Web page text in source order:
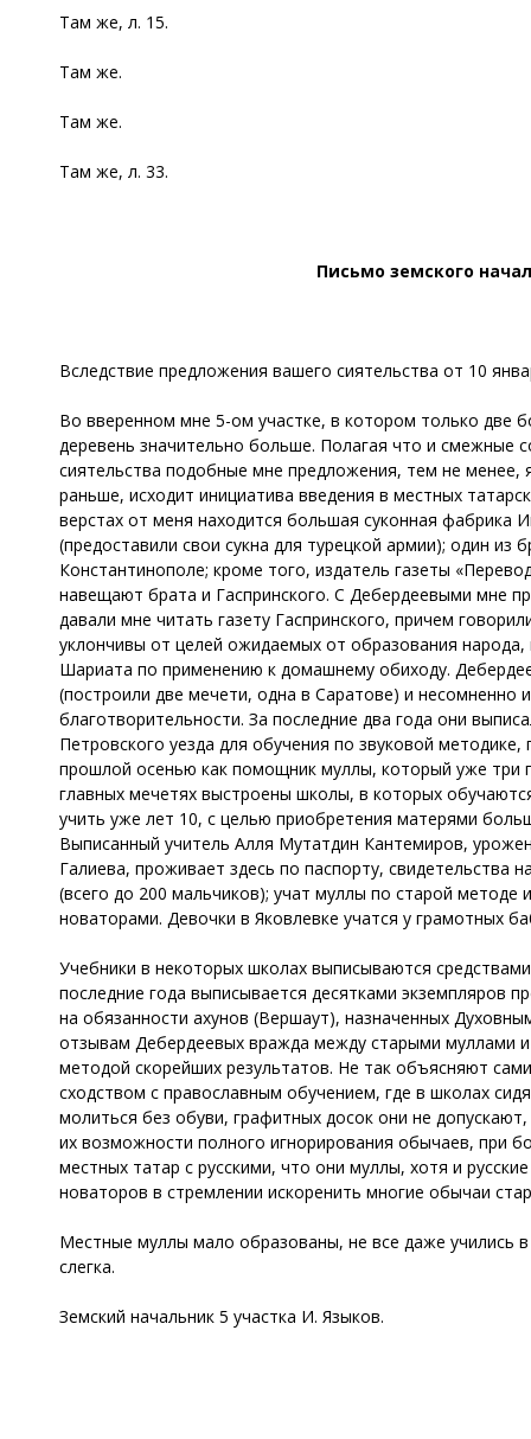
Там же, л. 15.
Там же.
Там же.
Там же, л. 33.
Письмо земского
Вследствие предложения вашего сиятельства от 10
Во вверенном мне 5-ом участке, в котором только две
деревень значительно больше. Полагая что и смежные
сиятельства подобные мне предложения, тем не менее,
раньше, исходит инициатива введения в местных
верстах от меня находится большая суконная
(предоставили свои сукна для турецкой армии); один
Константинополе; кроме того, издатель газеты
навещают брата и Гаспринского. С Дебердеевыми мне
давали мне читать газету Гаспринского, причем
уклончивы от целей ожидаемых от образования
Шариата по применению к домашнему обиходу.
(построили две мечети, одна в Саратове) и
благотворительности. За последние два года они
Петровского уезда для обучения по звуковой
прошлой осенью как помощник муллы, который уже три
главных мечетях выстроены школы, в которых
учить уже лет 10, с целью приобретения матерями
Выписанный учитель Алля Мутатдин Кантемиров,
Галиева, проживает здесь по паспорту, свидетельства
(всего до 200 мальчиков); учат муллы по старой
новаторами. Девочки в Яковлевке учатся у грамотных
Учебники в некоторых школах выписываются
последние года выписывается десятками экземпляров
на обязанности ахунов (Вершаут), назначенных
отзывам Дебердеевых вражда между старыми муллами
методой скорейших результатов. Не так объясняют
сходством с православным обучением, где в школах
молиться без обуви, графитных досок они не
их возможности полного игнорирования обычаев, при
местных татар с русскими, что они муллы, хотя и
новаторов в стремлении искоренить многие обычаи
Местные муллы мало образованы, не все даже учились
слегка.
Земский начальник 5 участка И. Языков.